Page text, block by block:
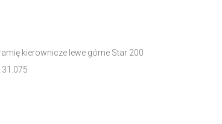
kierownicze lewe górne Star 200